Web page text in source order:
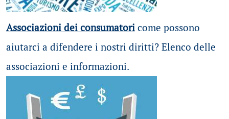
Associazioni dei consumatoricome possono
aiutarci a difendere i nostri diritti? Elenco delle
associazioni e informazioni.